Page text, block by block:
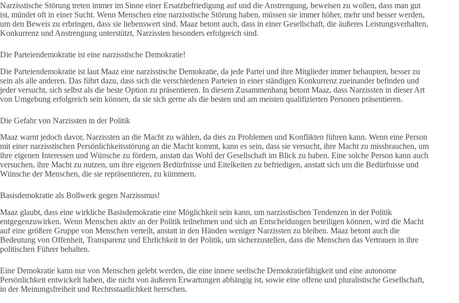
Narzisstische Störung treten immer im Sinne einer Ersatzbefriedigung auf und die Anstrengung, beweisen zu wollen, dass man gut
ist, mündet oft in einer Sucht. Wenn Menschen eine narzisstische Störung haben, müssen sie immer höher, mehr und besser werden,
um den Beweis zu erbringen, dass sie liebenswert sind. Maaz betont auch, dass in einer Gesellschaft, die äußeres Leistungsverhalten,
Konkurrenz und Anstrengung unterstützt, Narzissten besonders erfolgreich sind.
Die Parteiendemokratie ist eine narzisstische Demokratie!
Die Parteiendemokratie ist laut Maaz eine narzisstische Demokratie, da jede Partei und ihre Mitglieder immer behaupten, besser zu
sein als alle anderen. Das führt dazu, dass sich die verschiedenen Parteien in einer ständigen Konkurrenz zueinander befinden und
jeder versucht, sich selbst als die beste Option zu präsentieren. In diesem Zusammenhang betont Maaz, dass Narzissten in dieser Art
von Umgebung erfolgreich sein können, da sie sich gerne als die besten und am meisten qualifizierten Personen präsentieren.
Die Gefahr von Narzissten in der Politik
Maaz warnt jedoch davor, Narzissten an die Macht zu wählen, da dies zu Problemen und Konflikten führen kann. Wenn eine Person
mit einer narzisstischen Persönlichkeitsstörung an die Macht kommt, kann es sein, dass sie versucht, ihre Macht zu missbrauchen, um
ihre eigenen Interessen und Wünsche zu fördern, anstatt das Wohl der Gesellschaft im Blick zu haben. Eine solche Person kann auch
versuchen, ihre Macht zu nutzen, um ihre eigenen Bedürfnisse und Eitelkeiten zu befriedigen, anstatt sich um die Bedürfnisse und
Wünsche der Menschen, die sie repräsentieren, zu kümmern.
Basisdemokratie als Bollwerk gegen Narzissmus!
Maaz glaubt, dass eine wirkliche Basisdemokratie eine Möglichkeit sein kann, um narzisstischen Tendenzen in der Politik
entgegenzuwirken. Wenn Menschen aktiv an der Politik teilnehmen und sich an Entscheidungen beteiligen können, wird die Macht
auf eine größere Gruppe von Menschen verteilt, anstatt in den Händen weniger Narzissten zu bleiben. Maaz betont auch die
Bedeutung von Offenheit, Transparenz und Ehrlichkeit in der Politik, um sicherzustellen, dass die Menschen das Vertrauen in ihre
politischen Führer behalten.
Eine Demokratie kann nur von Menschen gelebt werden, die eine innere seelische Demokratiefähigkeit und eine autonome
Persönlichkeit entwickelt haben, die nicht von äußeren Erwartungen abhängig ist, sowie eine offene und pluralistische Gesellschaft,
in der Meinungsfreiheit und Rechtsstaatlichkeit herrschen.